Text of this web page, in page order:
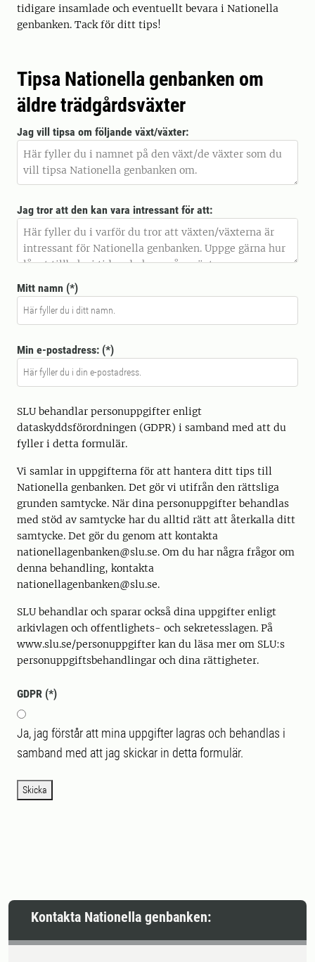
tidigare insamlade och eventuellt bevara i Nationella
genbanken. Tack för ditt tips!
Tipsa Nationella genbanken om
äldre trädgårdsväxter
Jag vill tipsa om följande växt/växter:
Jag tror att den kan vara intressant för att:
Mitt namn
Min e-postadress:
SLU behandlar personuppgifter enligt
dataskyddsförordningen (GDPR) i samband med att du
fyller i detta formulär.
Vi samlar in uppgifterna för att hantera ditt tips till
Nationella genbanken. Det gör vi utifrån den rättsliga
grunden samtycke. När dina personuppgifter behandlas
med stöd av samtycke har du alltid rätt att återkalla ditt
samtycke. Det gör du genom att kontakta
nationellagenbanken@slu.se. Om du har några frågor om
denna behandling, kontakta
nationellagenbanken@slu.se.
SLU behandlar och sparar också dina uppgifter enligt
arkivlagen och offentlighets- och sekretesslagen. På
www.slu.se/personuppgifter kan du läsa mer om SLU:s
personuppgiftsbehandlingar och dina rättigheter.
GDPR
Ja, jag förstår att mina uppgifter lagras och behandlas i
samband med att jag skickar in detta formulär.
Skicka
Kontakta Nationella genbanken: